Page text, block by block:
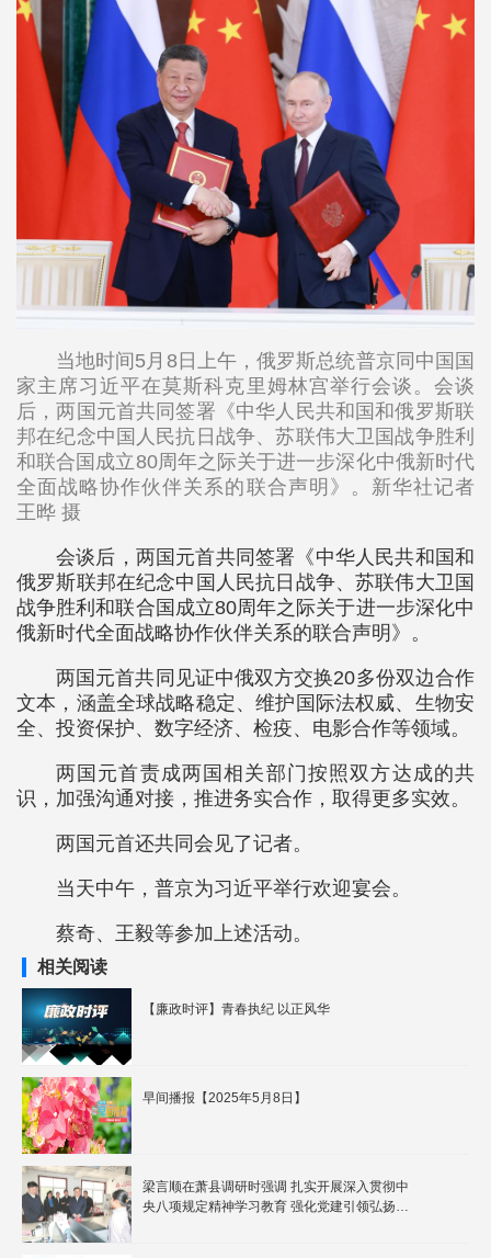
当地时间5月8日上午，俄罗斯总统普京同中国国
家主席习近平在莫斯科克里姆林宫举行会谈。会谈
后，两国元首共同签署《中华人民共和国和俄罗斯联
邦在纪念中国人民抗日战争、苏联伟大卫国战争胜利
和联合国成立80周年之际关于进一步深化中俄新时代
全面战略协作伙伴关系的联合声明》。新华社记者
王晔 摄
会谈后，两国元首共同签署《中华人民共和国和
俄罗斯联邦在纪念中国人民抗日战争、苏联伟大卫国
战争胜利和联合国成立80周年之际关于进一步深化中
俄新时代全面战略协作伙伴关系的联合声明》。
两国元首共同见证中俄双方交换20多份双边合作
文本，涵盖全球战略稳定、维护国际法权威、生物安
全、投资保护、数字经济、检疫、电影合作等领域。
两国元首责成两国相关部门按照双方达成的共
识，加强沟通对接，推进务实合作，取得更多实效。
两国元首还共同会见了记者。
当天中午，普京为习近平举行欢迎宴会。
蔡奇、王毅等参加上述活动。
相关阅读
【廉政时评】青春执纪 以正风华
早间播报【2025年5月8日】
梁言顺在萧县调研时强调 扎实开展深入贯彻中
央八项规定精神学习教育 强化党建引领弘扬优